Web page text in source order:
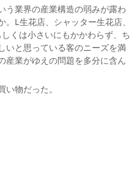
う業界の産業構造の弱みが露わ
L生花店、シャッター生花店、
くは小さいにもかかわらず、ち
いと思っている客のニーズを満
産業がゆえの問題を多分に含ん
物だった。